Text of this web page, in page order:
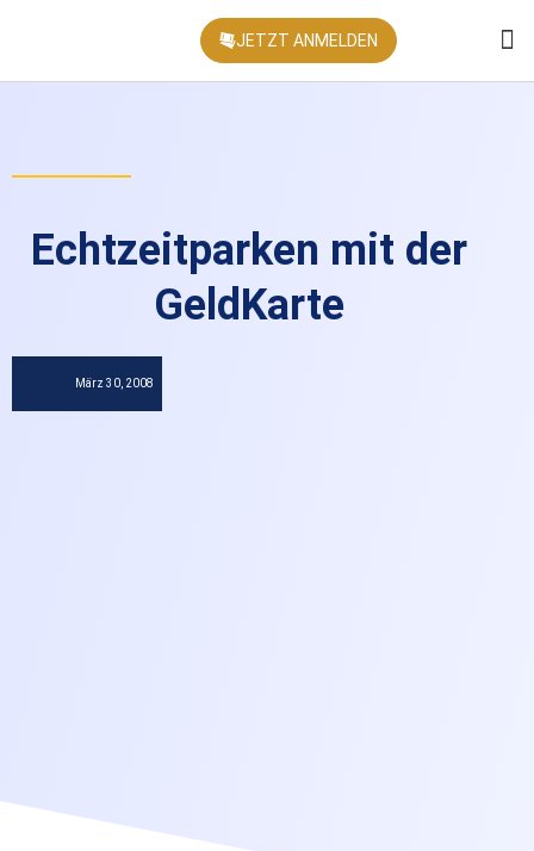
JETZT ANMELDEN
Echtzeitparken mit der
GeldKarte
März 30, 2008